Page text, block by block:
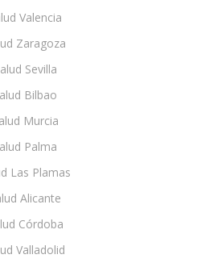
Valencia
Zaragoza
Sevilla
Bilbao
Murcia
Palma
Las Plamas
Alicante
Córdoba
Valladolid